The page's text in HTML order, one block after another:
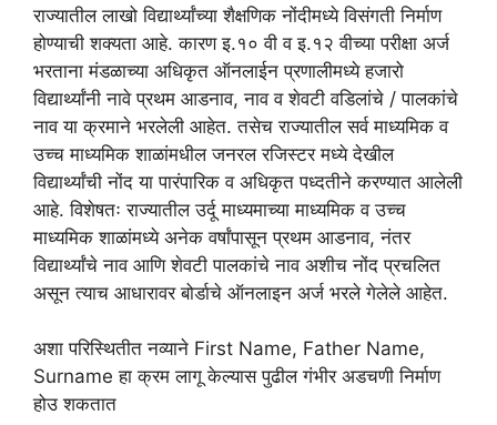
राज्यातील लाखो विद्यार्थ्यांच्या शैक्षणिक नोंदीमध्ये विसंगती निर्माण
होण्याची शक्यता आहे. कारण इ.१० वी व इ.१२ वीच्या परीक्षा अर्ज
भरताना मंडळाच्या अधिकृत ऑनलाईन प्रणालीमध्ये हजारो
विद्यार्थ्यांनी नावे प्रथम आडनाव, नाव व शेवटी वडिलांचे / पालकांचे
नाव या क्रमाने भरलेली आहेत. तसेच राज्यातील सर्व माध्यमिक व
उच्च माध्यमिक शाळांमधील जनरल रजिस्टर मध्ये देखील
विद्यार्थ्यांची नोंद या पारंपारिक व अधिकृत पध्दतीने करण्यात आलेली
आहे. विशेषतः राज्यातील उर्दू माध्यमाच्या माध्यमिक व उच्च
माध्यमिक शाळांमध्ये अनेक वर्षांपासून प्रथम आडनाव, नंतर
विद्यार्थ्यांचे नाव आणि शेवटी पालकांचे नाव अशीच नोंद प्रचलित
असून त्याच आधारावर बोर्डाचे ऑनलाइन अर्ज भरले गेलेले आहेत.
अशा परिस्थितीत नव्याने First Name, Father Name,
Surname हा क्रम लागू केल्यास पुढील गंभीर अडचणी निर्माण
होउ शकतात